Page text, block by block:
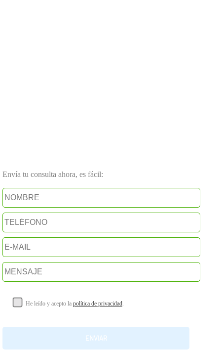
Envía tu consulta ahora, es fácil:
He leído y acepto la política de privacidad.